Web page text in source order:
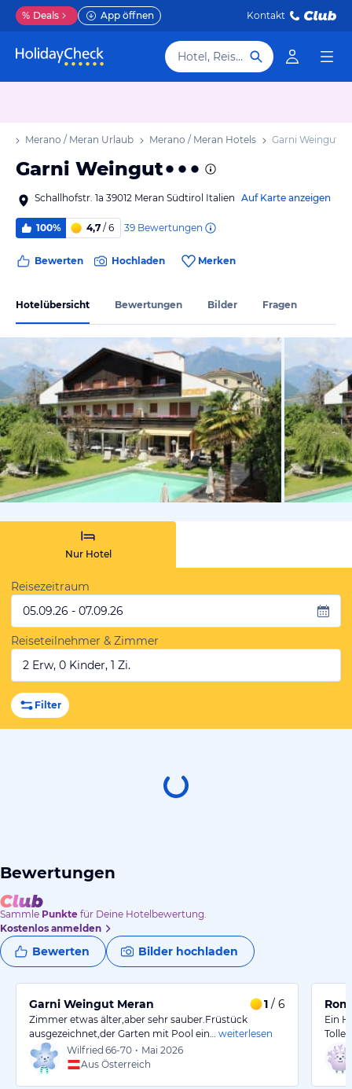
% Deals App öffnen Kontakt
Hotel, Reiseziel
Merano / Meran Urlaub Merano / Meran Hotels Garni Weingut
Garni Weingut
Schallhofstr. 1a 39012 Meran Südtirol Italien Auf Karte anzeigen
100% 4,7 / 6 39 Bewertungen
Bewerten Hochladen Merken
Hotelübersicht Bewertungen Bilder Fragen
vom
Nur Hotel
Reisezeitraum
05.09.26 - 07.09.26
Reiseteilnehmer & Zimmer
2 Erw, 0 Kinder, 1 Zi.
Filter
Bewertungen
Sammle Punkte für Deine Hotelbewertung.
Kostenlos anmelden
Bewerten Bilder hochladen
Garni Weingut Meran 1 / 6
Zimmer etwas älter,aber sehr sauber.Früstück
ausgezeichnet,der Garten mit Pool ein…
weiterlesen
Wilfried 66-70 • Mai 2026
Aus Österreich
Ein
Tolle